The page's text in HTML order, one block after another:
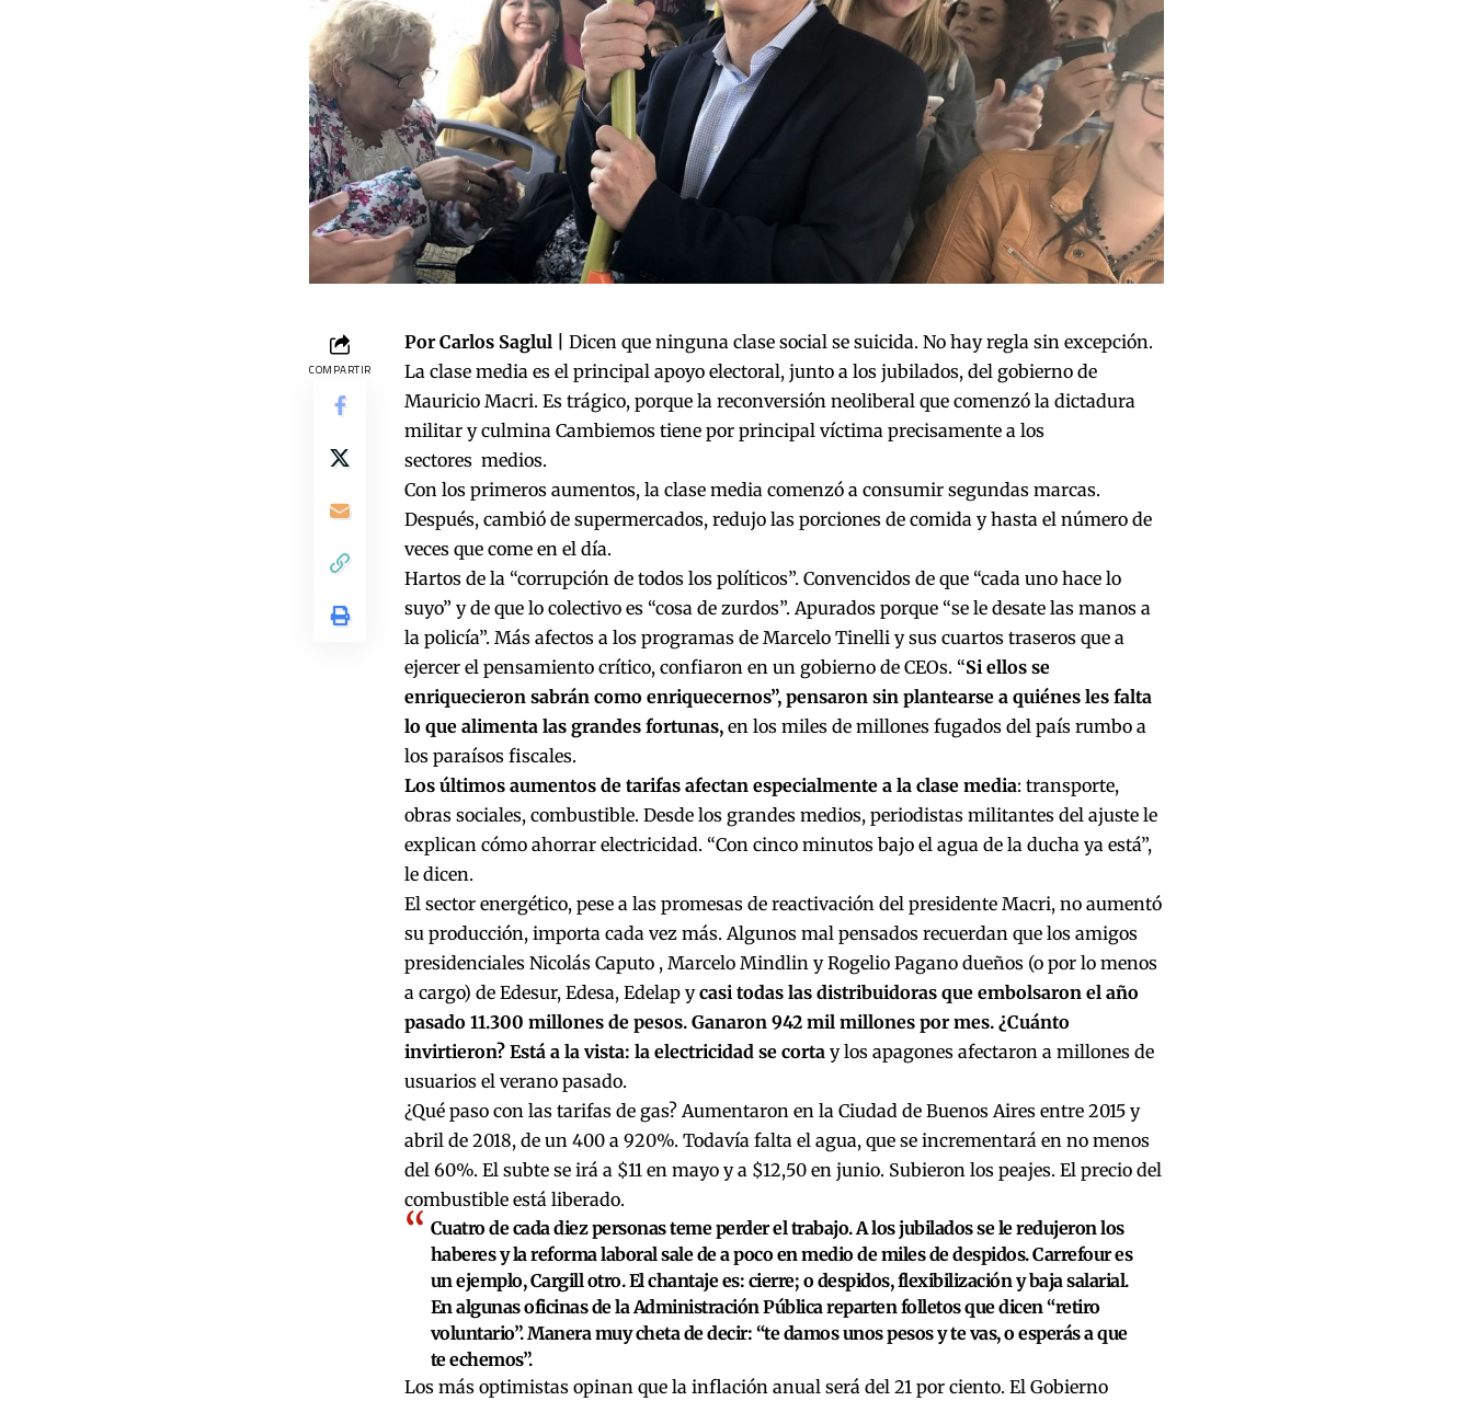
COMPARTIR
Por Carlos Saglul |
Dicen que ninguna clase social se suicida. No hay regla sin excepción.
La clase media es el principal apoyo electoral, junto a los jubilados, del gobierno de
Mauricio Macri. Es trágico, porque la reconversión neoliberal que comenzó la dictadura
militar y culmina Cambiemos tiene por principal víctima precisamente a los
sectores medios.
Con los primeros aumentos, la clase media comenzó a consumir segundas marcas.
Después, cambió de supermercados, redujo las porciones de comida y hasta el número de
veces que come en el día.
Hartos de la “corrupción de todos los políticos”. Convencidos de que “cada uno hace lo
suyo” y de que lo colectivo es “cosa de zurdos”. Apurados porque “se le desate las manos a
la policía”. Más afectos a los programas de Marcelo Tinelli y sus cuartos traseros que a
ejercer el pensamiento crítico, confiaron en un gobierno de CEOs. “Si ellos se
enriquecieron sabrán como enriquecernos”, pensaron sin plantearse a quiénes les falta
lo que alimenta las grandes fortunas,en los miles de millones fugados del país rumbo a
los paraísos fiscales.
Los últimos aumentos de tarifas afectan especialmente a la clase media: transporte,
obras sociales, combustible. Desde los grandes medios, periodistas militantes del ajuste le
explican cómo ahorrar electricidad. “Con cinco minutos bajo el agua de la ducha ya está”,
le dicen.
El sector energético, pese a las promesas de reactivación del presidente Macri, no aumentó
su producción, importa cada vez más. Algunos mal pensados recuerdan que los amigos
presidenciales Nicolás Caputo , Marcelo Mindlin y Rogelio Pagano dueños (o por lo menos
a cargo) de Edesur, Edesa, Edelap ycasi todas las distribuidoras que embolsaron el año
pasado 11.300 millones de pesos. Ganaron 942 mil millones por mes. ¿Cuánto
invirtieron? Está a la vista: la electricidad se cortay los apagones afectaron a millones de
usuarios el verano pasado.
¿Qué paso con las tarifas de gas? Aumentaron en la Ciudad de Buenos Aires entre 2015 y
abril de 2018, de un 400 a 920%. Todavía falta el agua, que se incrementará en no menos
del 60%. El subte se irá a $11 en mayo y a $12,50 en junio. Subieron los peajes. El precio del
combustible está liberado.
Cuatro de cada diez personas teme perder el trabajo. A los jubilados se le redujeron los
haberes y la reforma laboral sale de a poco en medio de miles de despidos. Carrefour es
un ejemplo, Cargill otro. El chantaje es: cierre; o despidos, flexibilización y baja salarial.
En algunas oficinas de la Administración Pública reparten folletos que dicen “retiro
voluntario”. Manera muy cheta de decir: “te damos unos pesos y te vas, o esperás a que
te echemos”.
Los más optimistas opinan que la inflación anual será del 21 por ciento. El Gobierno